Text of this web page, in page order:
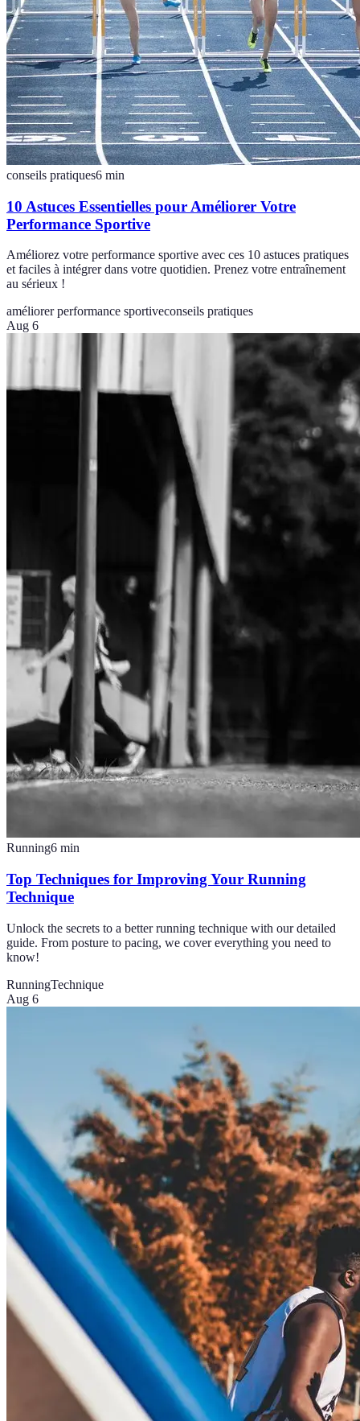
conseils pratiques6 min
10 Astuces Essentielles pour Améliorer Votre
Performance Sportive
Améliorez votre performance sportive avec ces 10 astuces pratiques
et faciles à intégrer dans votre quotidien. Prenez votre entraînement
au sérieux !
améliorer performance sportiveconseils pratiques
Aug 6
Running6 min
Top Techniques for Improving Your Running
Technique
Unlock the secrets to a better running technique with our detailed
guide. From posture to pacing, we cover everything you need to
know!
RunningTechnique
Aug 6